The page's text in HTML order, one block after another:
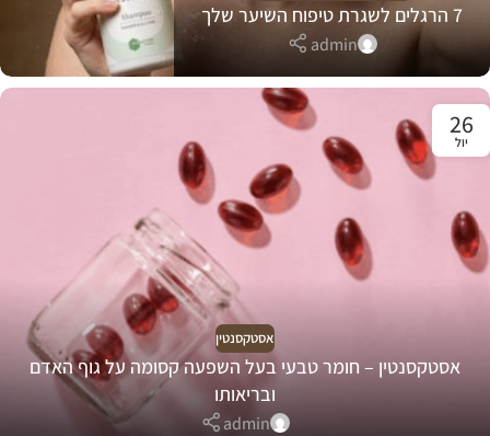
7 הרגלים לשגרת טיפוח השיער שלך
admin
26
יול
אסטקסנטין
אסטקסנטין – חומר טבעי בעל השפעה קסומה על גוף האדם
ובריאותו
admin